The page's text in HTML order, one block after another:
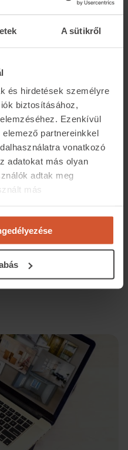
A sütikről
és hirdetések személyre
biztosításához,
Ezenkívül
partnereinkkel
vonatkozó
adatokat más olyan
adtak meg
más
kell
során,
a Live?
oldala
Tedd fel a
a saját esetedről!